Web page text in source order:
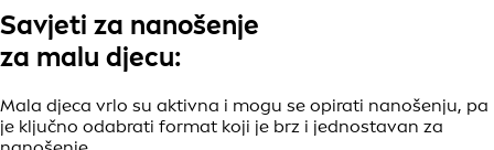
Savjeti za nanošenje
za malu djecu:
Mala djeca vrlo su aktivna i mogu se opirati nanošenju, pa
je ključno odabrati format koji je brz i jednostavan za